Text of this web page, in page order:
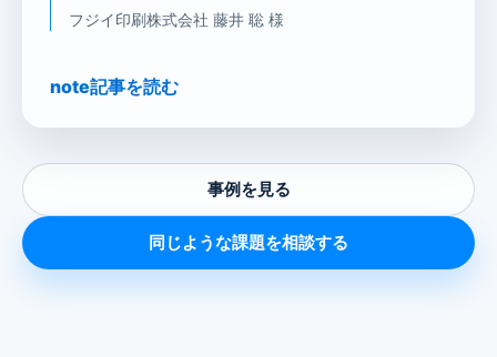
フジイ印刷株式会社 藤井 聡 様
note記事を読む
事例を見る
同じような課題を相談する